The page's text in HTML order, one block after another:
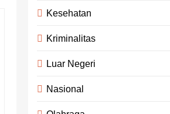
Kesehatan
Kriminalitas
Luar Negeri
Nasional